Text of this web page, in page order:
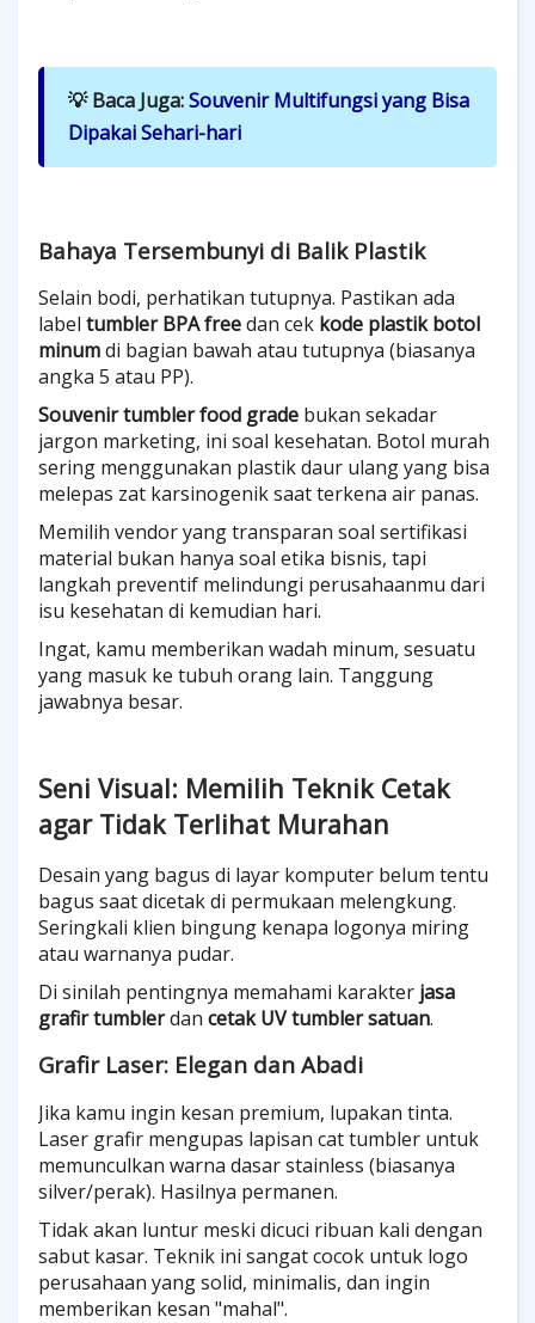
💡 Baca Juga:Souvenir Multifungsi yang Bisa
Dipakai Sehari-hari
Bahaya Tersembunyi di Balik Plastik
Selain bodi, perhatikan tutupnya. Pastikan ada
label tumbler BPA freedan cek kode plastik botol
minumdi bagian bawah atau tutupnya (biasanya
angka 5 atau PP).
Souvenir tumbler food grade bukan sekadar
jargon marketing, ini soal kesehatan. Botol murah
sering menggunakan plastik daur ulang yang bisa
melepas zat karsinogenik saat terkena air panas.
Memilih vendor yang transparan soal sertifikasi
material bukan hanya soal etika bisnis, tapi
langkah preventif melindungi perusahaanmu dari
isu kesehatan di kemudian hari.
Ingat, kamu memberikan wadah minum, sesuatu
yang masuk ke tubuh orang lain. Tanggung
jawabnya besar.
Seni Visual: Memilih Teknik Cetak
agar Tidak Terlihat Murahan
Desain yang bagus di layar komputer belum tentu
bagus saat dicetak di permukaan melengkung.
Seringkali klien bingung kenapa logonya miring
atau warnanya pudar.
Di sinilah pentingnya memahami karakter jasa
grafir tumblerdan cetak UV tumbler satuan.
Grafir Laser: Elegan dan Abadi
Jika kamu ingin kesan premium, lupakan tinta.
Laser grafir mengupas lapisan cat tumbler untuk
memunculkan warna dasar stainless (biasanya
silver/perak). Hasilnya permanen.
Tidak akan luntur meski dicuci ribuan kali dengan
sabut kasar. Teknik ini sangat cocok untuk logo
perusahaan yang solid, minimalis, dan ingin
memberikan kesan "mahal".